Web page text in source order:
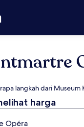
langkah dari Museum
harga